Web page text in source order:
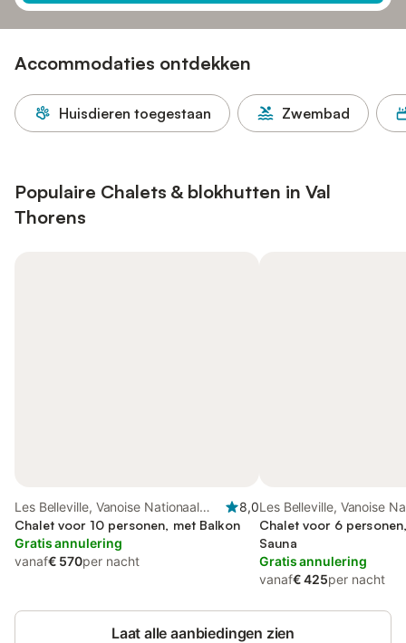
Accommodaties ontdekken
Huisdieren toegestaan Zwembad
Populaire Chalets & blokhutten in Val
Thorens
Les Belleville, Vanoise Nationaal
Park
8,0
Chalet voor 10 personen, met Balkon
Gratis annulering
vanaf€ 570per nacht
Les Belleville, Vanoise
Park
Chalet voor 6
Sauna
Gratis annulering
vanaf€ 425per nacht
Laat alle aanbiedingen zien